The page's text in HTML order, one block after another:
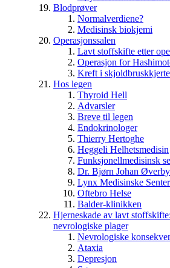
Blodprøver
Normalverdiene?
Medisinsk biokjemi
Operasjonssalen
Lavt stoffskifte etter
Operasjon for
Kreft i
Hos legen
Thyroid Hell
Advarsler
Breve til legen
Endokrinologer
Thierry Hertoghe
Heggeli Helhetsmedisin
Funksjonellmedisinsk
Dr. Bjørn Johan
Lynx Medisinske
Oftebro Helse
Balder-klinikken
Hjerneskade av lavt
nevrologiske plager
Nevrologiske
Ataxia
Depresjon